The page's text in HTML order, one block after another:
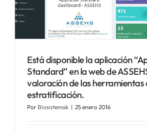
Está disponible la aplicación
Standard” en la web de
valoración de las herramientas
estratificación.
Por Biosistemak | 25 enero 2016